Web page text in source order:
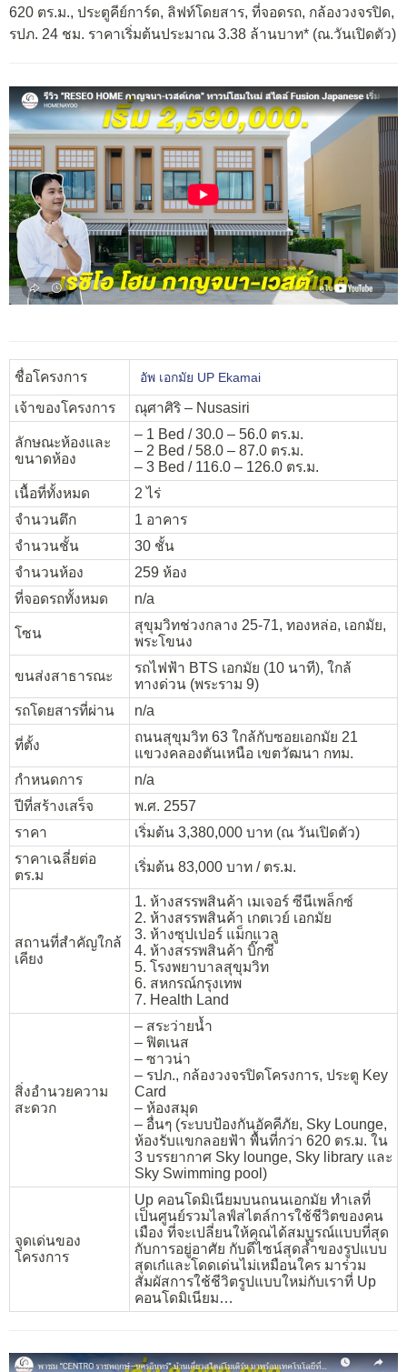
620 ตร.ม., ประตูคีย์การ์ด, ลิฟท์โดยสาร, ที่จอดรถ, กล้องวงจรปิด,
รปภ. 24 ชม. ราคาเริ่มต้นประมาณ 3.38 ล้านบาท* (ณ.วันเปิดตัว)
ชื่อโครงการ อัพ เอกมัย UP Ekamai
เจ้าของโครงการ ณุศาศิริ – Nusasiri
ลักษณะห้องและ
ขนาดห้อง
– 1 Bed / 30.0 – 56.0 ตร.ม.
– 2 Bed / 58.0 – 87.0 ตร.ม.
– 3 Bed / 116.0 – 126.0 ตร.ม.
เนื้อที่ทั้งหมด
2 ไร่
จำนวนตึก
1 อาคาร
จำนวนชั้น
30 ชั้น
จำนวนห้อง
259 ห้อง
ที่จอดรถทั้งหมด
n/a
โซน
สุขุมวิทช่วงกลาง 25-71, ทองหล่อ, เอกมัย,
พระโขนง
ขนส่งสาธารณะ
รถไฟฟ้า BTS เอกมัย (10 นาที), ใกล้
ทางด่วน (พระราม 9)
รถโดยสารที่ผ่าน
n/a
ที่ตั้ง
ถนนสุขุมวิท 63 ใกล้กับซอยเอกมัย 21
แขวงคลองตันเหนือ เขตวัฒนา กทม.
กำหนดการ
n/a
ปีที่สร้างเสร็จ
พ.ศ. 2557
ราคา
เริ่มต้น 3,380,000 บาท (ณ วันเปิดตัว)
ราคาเฉลี่ยต่อ
ตร.ม
เริ่มต้น 83,000 บาท / ตร.ม.
สถานที่สำคัญใกล้
เคียง
1. ห้างสรรพสินค้า เมเจอร์ ซีนีเพล็กซ์
2. ห้างสรรพสินค้า เกตเวย์ เอกมัย
3. ห้างซุปเปอร์ แม็กแวลู
4. ห้างสรรพสินค้า บิ๊กซี
5. โรงพยาบาลสุขุมวิท
6. สหกรณ์กรุงเทพ
7. Health Land
สิ่งอำนวยความ
สะดวก
– สระว่ายน้ำ
– ฟิตเนส
– ซาวน่า
– รปภ., กล้องวงจรปิดโครงการ, ประตู Key
Card
– ห้องสมุด
– อื่นๆ (ระบบป้องกันอัคคีภัย, Sky Lounge,
ห้องรับแขกลอยฟ้า พื้นที่กว่า 620 ตร.ม. ใน
3 บรรยากาศ Sky lounge, Sky library และ
Sky Swimming pool)
จุดเด่นของ
โครงการ
Up คอนโดมิเนียมบนถนนเอกมัย ทำเลที่
เป็นศูนย์รวมไลฟ์สไตล์การใช้ชีวิตของคน
เมือง ที่จะเปลี่ยนให้คุณได้สมบูรณ์แบบที่สุด
กับการอยู่อาศัย กับดีไซน์สุดล้ำของรูปแบบ
สุดเก๋และโดดเด่นไม่เหมือนใคร มาร่วม
สัมผัสการใช้ชีวิตรูปแบบใหม่กับเราที่ Up
คอนโดมิเนียม…